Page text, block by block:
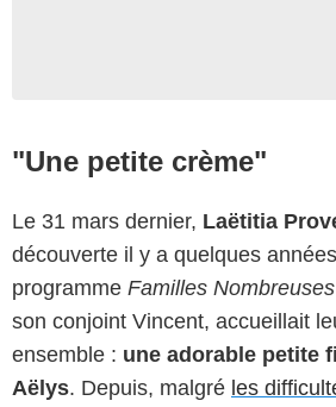
"Une petite crème"
Le 31 mars dernier, Laëtitia
découverte il y a quelques
programme Familles
son conjoint Vincent, accueillait
ensemble : une adorable petite
Aëlys. Depuis, malgré les